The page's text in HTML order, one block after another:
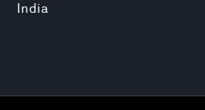
India